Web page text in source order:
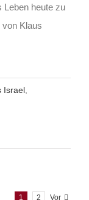
Leben heute zu
von Klaus
Israel
1 2 Vor